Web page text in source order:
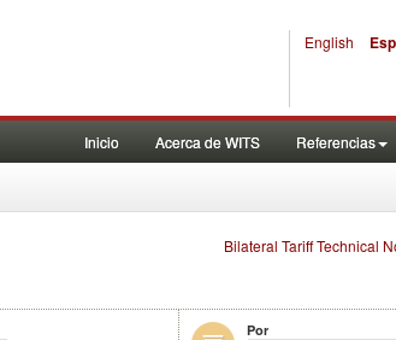
English
Inicio Acerca de WITS Referencias
Bilateral Tariff Technical
Por